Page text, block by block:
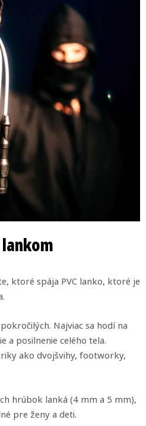
lankom
ktoré spája PVC lanko, ktoré je
Najviac sa hodí na
a posilnenie celého tela.
ako dvojšvihy, footworky,
hrúbok lanká (4 mm a 5 mm),
pre ženy a deti.